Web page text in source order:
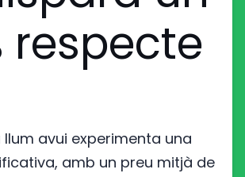
respecte
llum avui experimenta una
amb un preu mitjà de